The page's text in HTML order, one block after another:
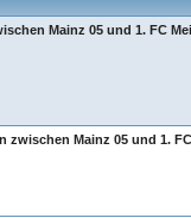
Mainz 05 und 1. FC
zwischen Mainz 05 und 1.